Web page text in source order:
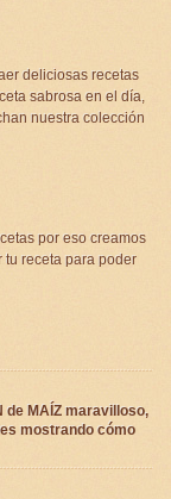
deliciosas recetas
sabrosa en el día,
nuestra colección
por eso creamos
receta para poder
de MAÍZ maravilloso,
mostrando cómo